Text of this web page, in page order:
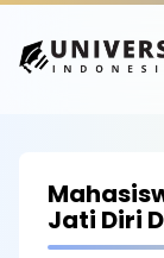
Jati Diri